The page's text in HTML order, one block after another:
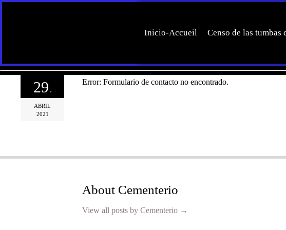
Inicio-Accueil Censo de las tumbas
29 .
ABRIL
2021
Error: Formulario de contacto no encontrado.
About Cementerio
View all posts by Cementerio →